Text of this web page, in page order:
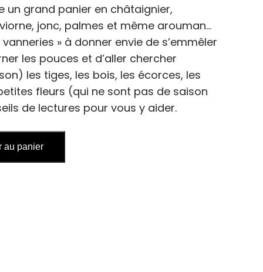
un grand panier en châtaignier,
jonc, palmes et même arouman…
» à donner envie de s’emmêler
les pouces et d’aller chercher
les tiges, les bois, les écorces, les
fleurs (qui ne sont pas de saison
de lectures pour vous y aider.
au panier